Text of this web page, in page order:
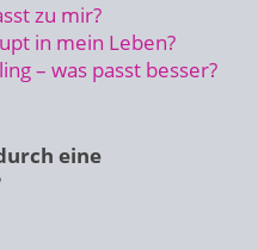
zu mir?
in mein Leben?
– was passt besser?
eine